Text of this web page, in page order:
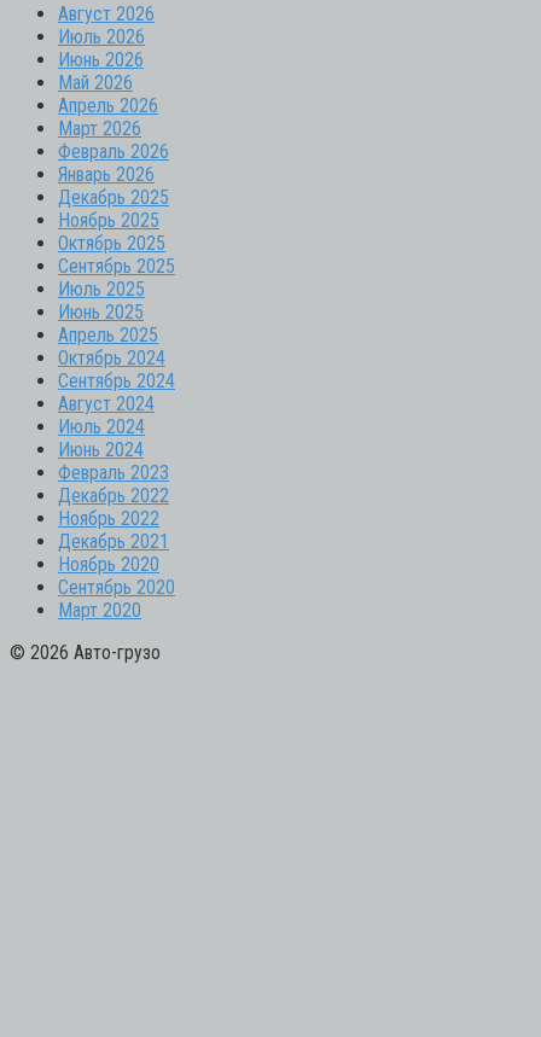
Август 2026
Июль 2026
Июнь 2026
Май 2026
Апрель 2026
Март 2026
Февраль 2026
Январь 2026
Декабрь 2025
Ноябрь 2025
Октябрь 2025
Сентябрь 2025
Июль 2025
Июнь 2025
Апрель 2025
Октябрь 2024
Сентябрь 2024
Август 2024
Июль 2024
Июнь 2024
Февраль 2023
Декабрь 2022
Ноябрь 2022
Декабрь 2021
Ноябрь 2020
Сентябрь 2020
Март 2020
© 2026 Авто-грузо